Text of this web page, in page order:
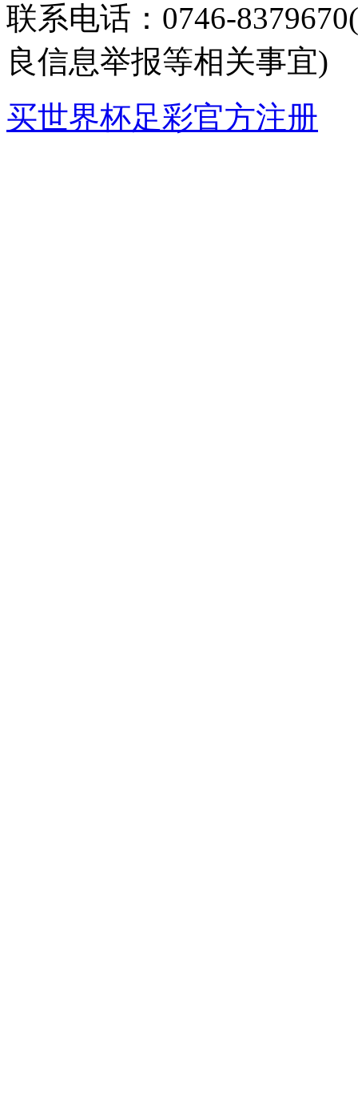
联系电话：0746-
良信息举报等相关事宜)
买世界杯足彩官方注册